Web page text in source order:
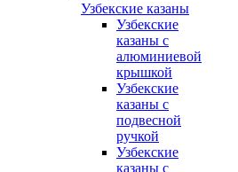
Узбекские казаны
Узбекские
казаны с
алюминиевой
крышкой
Узбекские
казаны с
подвесной
ручкой
Узбекские
казаны с